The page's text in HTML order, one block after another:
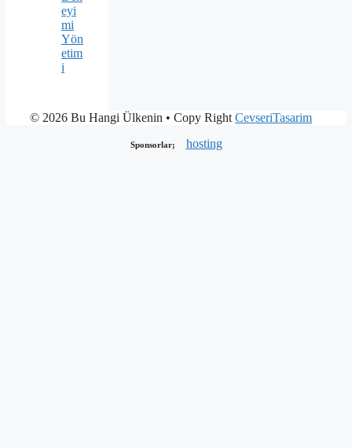
eyi
mi
Yön
etim
i
© 2026 Bu Hangi Ülkenin • Copy Right CevseriTasarim
Sponsorlar; hosting